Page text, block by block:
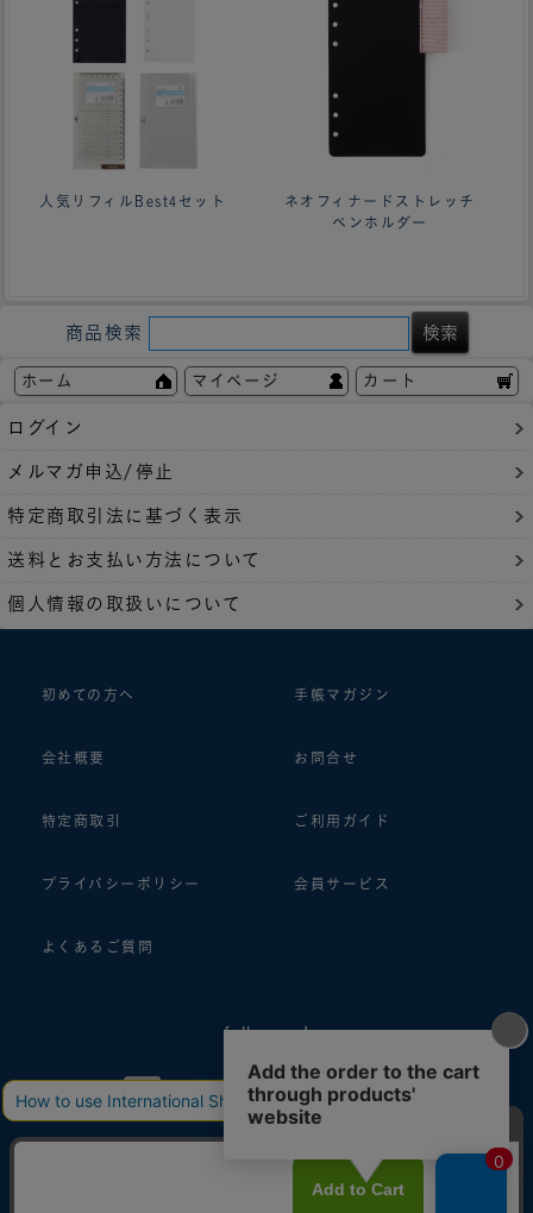
人気リフィルBest4セット
ネオフィナードストレッチ
ペンホルダー
商品検索
ホーム マイページ カート
ログイン
メルマガ申込/停止
特定商取引法に基づく表示
送料とお支払い方法について
個人情報の取扱いについて
初めての方へ 手帳マガジン
会社概要 お問合せ
特定商取引 ご利用ガイド
プライバシーポリシー 会員サービス
よくあるご質問
follow us!
© 2018 ASHFORD Co.,Ltd.